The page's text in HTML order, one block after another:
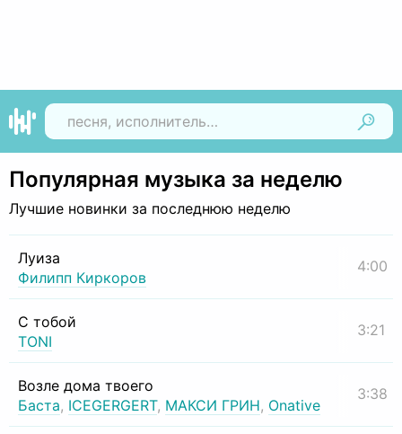
Популярная музыка за неделю
Лучшие новинки за последнюю неделю
Луиза
Филипп Киркоров
4:00
С тобой
TONI
3:21
Возле дома твоего
Баста, ICEGERGERT, МАКСИ ГРИН, Onative
3:38